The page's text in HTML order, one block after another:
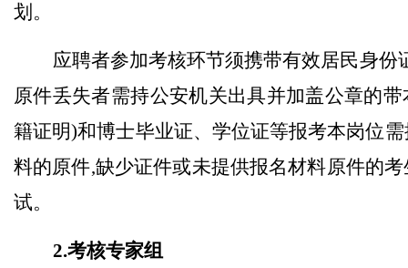
划。
应聘者参加考核环节须携带有效居民身份
原件丢失者需持公安机关出具并加盖公章的
籍证明)和博士毕业证、学位证等报考本岗位
料的原件,缺少证件或未提供报名材料原件的
试。
2.考核专家组